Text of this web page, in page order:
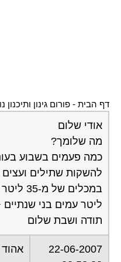
אודי שלום
מה שלומך?
כמה פעמים בשבוע
להשקות שתילים
ליטר עמים בני שנתיים
תודה ושבת שלום
22-06-2007